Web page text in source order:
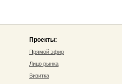
Проекты:
Прямой эфир
Лицо рынка
Визитка